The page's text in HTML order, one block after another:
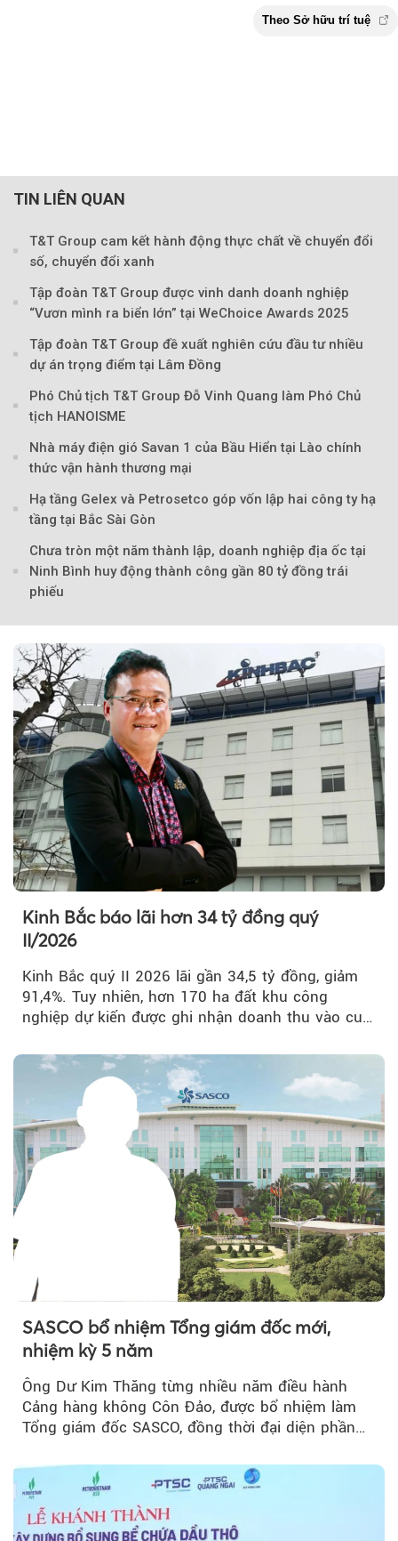
Theo Sở hữu trí
TIN LIÊN QUAN
T&T Group cam kết hành động thực chất về chuyển đổi
số, chuyển đổi xanh
Tập đoàn T&T Group được vinh danh doanh nghiệp
“Vươn mình ra biển lớn” tại WeChoice Awards 2025
Tập đoàn T&T Group đề xuất nghiên cứu đầu tư nhiều
dự án trọng điểm tại Lâm Đồng
Phó Chủ tịch T&T Group Đỗ Vinh Quang làm Phó Chủ
tịch HANOISME
Nhà máy điện gió Savan 1 của Bầu Hiển tại Lào chính
thức vận hành thương mại
Hạ tầng Gelex và Petrosetco góp vốn lập hai công ty hạ
tầng tại Bắc Sài Gòn
Chưa tròn một năm thành lập, doanh nghiệp địa ốc tại
Ninh Bình huy động thành công gần 80 tỷ đồng trái
phiếu
Kinh Bắc báo lãi hơn 34 tỷ đồng quý
II/2026
Kinh Bắc quý II 2026 lãi gần 34,5 tỷ đồng, giảm
91,4%. Tuy nhiên, hơn 170 ha đất khu công
nghiệp dự kiến được ghi nhận doanh thu vào cuối
SASCO bổ nhiệm Tổng giám đốc mới,
nhiệm kỳ 5 năm
Ông Dư Kim Thăng từng nhiều năm điều hành
Cảng hàng không Côn Đảo, được bổ nhiệm làm
Tổng giám đốc SASCO, đồng thời đại diện phần